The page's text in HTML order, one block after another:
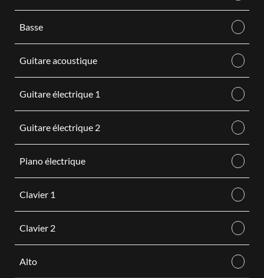
Basse
Guitare acoustique
Guitare électrique 1
Guitare électrique 2
Piano électrique
Clavier 1
Clavier 2
Alto